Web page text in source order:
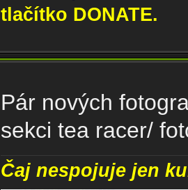
tlačítko DONATE.
Pár nových
sekci tea racer/
Čaj nespojuje jen